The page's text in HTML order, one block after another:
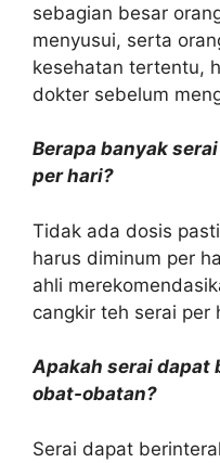
sebagian besar
menyusui, serta
kesehatan tertentu,
dokter sebelum
Berapa banyak
per hari?
Tidak ada dosis
harus diminum per
ahli
cangkir teh serai per
Apakah serai dapat
obat-obatan?
Serai dapat